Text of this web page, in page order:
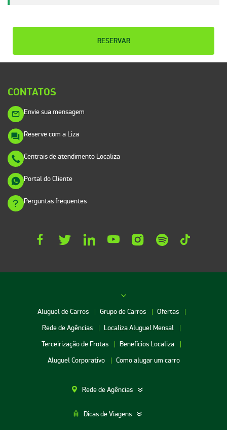
RESERVAR
CONTATOS
Envie sua mensagem
Reserve com a Liza
Centrais de atendimento Localiza
Portal do Cliente
Perguntas frequentes
Aluguel de Carros Grupo de Carros
Ofertas
Rede de Agências
Localiza Aluguel Mensal
Terceirização de Frotas
Benefícios Localiza
Aluguel Corporativo
Como alugar um carro
Rede de Agências
Dicas de Viagens